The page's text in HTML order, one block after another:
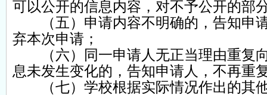
可以公开的信息内容，对不予公开的部
（五）申请内容不明确的，告知申请
弃本次申请；
（六）同一申请人无正当理由重复向
息未发生变化的，告知申请人，不再重
（七）学校根据实际情况作出的其